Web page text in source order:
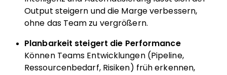
Output steigern und die Marge verbessern,
ohne das Team zu vergrößern.
Planbarkeit steigert die Performance
Können Teams Entwicklungen (Pipeline,
Ressourcenbedarf, Risiken) früh erkennen,